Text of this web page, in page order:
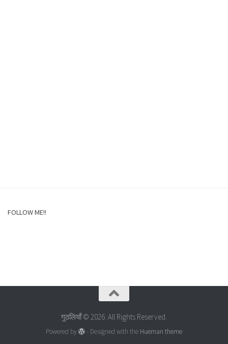
FOLLOW ME!!
गुठलियाँ © 2026. All Rights Reserved.
Powered by - Designed with the Hueman theme